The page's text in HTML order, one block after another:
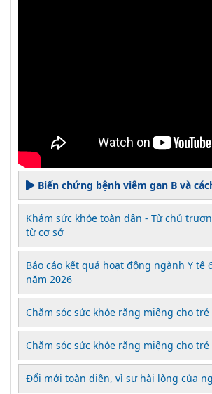
Biến chứng bệnh viêm gan B và
Khám sức khỏe toàn dân - Từ chủ
từ cơ sở
Báo cáo kết quả hoạt động ngành Y tế
năm 2026
Chăm sóc sức khỏe răng miệng cho
Chăm sóc sức khỏe răng miệng cho
Đổi mới toàn diện, vì sự hài lòng của